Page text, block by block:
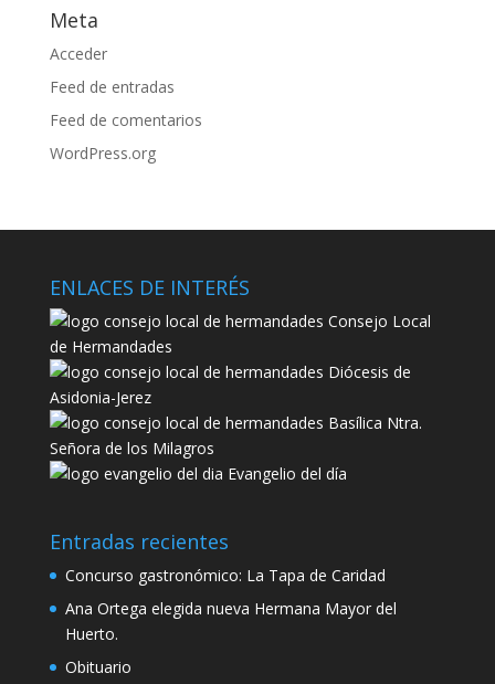
Meta
Acceder
Feed de entradas
Feed de comentarios
WordPress.org
ENLACES DE INTERÉS
Consejo Local
de Hermandades
Diócesis de
Asidonia-Jerez
Basílica Ntra.
Señora de los Milagros
Evangelio del día
Entradas recientes
Concurso gastronómico: La Tapa de Caridad
Ana Ortega elegida nueva Hermana Mayor del
Huerto.
Obituario